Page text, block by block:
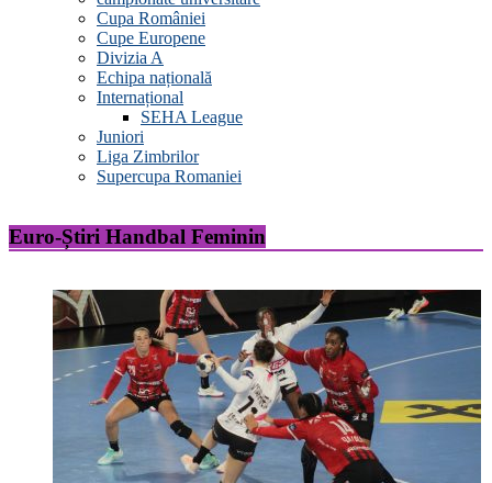
Cupa României
Cupe Europene
Divizia A
Echipa națională
Internațional
SEHA League
Juniori
Liga Zimbrilor
Supercupa Romaniei
Euro-Știri Handbal Feminin